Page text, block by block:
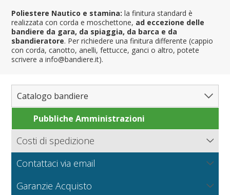
Poliestere Nautico e stamina: la finitura standard è
realizzata con corda e moschettone, ad eccezione delle
bandiere da gara, da spiaggia, da barca e da
sbandieratore. Per richiedere una finitura differente (cappio
con corda, canotto, anelli, fettucce, ganci o altro, potete
scrivere a info@bandiere.it).
Catalogo bandiere
Bandiere del Mondo
Nord America
Sud America
Regioni e Stati
Regioni italiane
Contee e Province
Pubbliche Amministrazioni
Costi di spedizione
Bandiere.it calcola le spese di spedizione in base al peso
della merce, il tipo di pagamento e la modalità di
Contattaci via email
preventivo per grandi quantità o produzioni particolari.
Garanzie Acquisto
I tessuti per bandiere